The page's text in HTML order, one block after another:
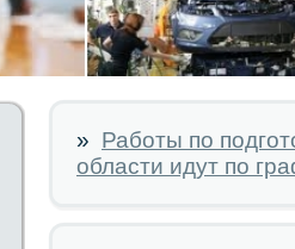
» Работы по
области идут по